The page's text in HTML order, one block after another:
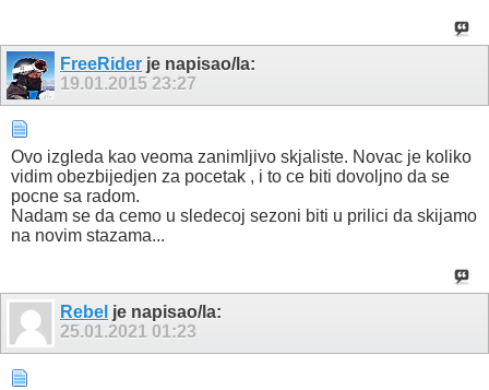
FreeRider je napisao/la:
19.01.2015 23:27
Ovo izgleda kao veoma zanimljivo skjaliste. Novac je koliko
vidim obezbijedjen za pocetak , i to ce biti dovoljno da se
pocne sa radom.
Nadam se da cemo u sledecoj sezoni biti u prilici da skijamo
na novim stazama...
Rebel je napisao/la:
25.01.2021 01:23